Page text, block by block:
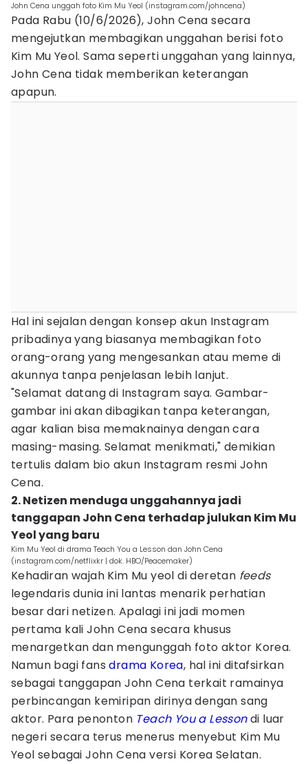
John Cena unggah foto Kim Mu Yeol (instagram.com/johncena)
Pada Rabu (10/6/2026), John Cena secara
mengejutkan membagikan unggahan berisi foto
Kim Mu Yeol. Sama seperti unggahan yang lainnya,
John Cena tidak memberikan keterangan
apapun.
Hal ini sejalan dengan konsep akun Instagram
pribadinya yang biasanya membagikan foto
orang-orang yang mengesankan atau meme di
akunnya tanpa penjelasan lebih lanjut.
"Selamat datang di Instagram saya. Gambar-
gambar ini akan dibagikan tanpa keterangan,
agar kalian bisa memaknainya dengan cara
masing-masing. Selamat menikmati," demikian
tertulis dalam bio akun Instagram resmi John
Cena.
2. Netizen menduga unggahannya jadi
tanggapan John Cena terhadap julukan Kim Mu
Yeol yang baru
Kim Mu Yeol di drama Teach You a Lesson dan John Cena
(instagram.com/netflixkr | dok. HBO/Peacemaker)
Kehadiran wajah Kim Mu yeol di deretan feeds
legendaris dunia ini lantas menarik perhatian
besar dari netizen. Apalagi ini jadi momen
pertama kali John Cena secara khusus
menargetkan dan mengunggah foto aktor Korea.
Namun bagi fansdrama Korea, hal ini ditafsirkan
sebagai tanggapan John Cena terkait ramainya
perbincangan kemiripan dirinya dengan sang
aktor. Para penonton Teach You a Lessondi luar
negeri secara terus menerus menyebut Kim Mu
Yeol sebagai John Cena versi Korea Selatan.